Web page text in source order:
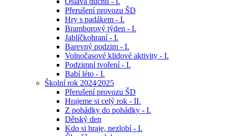
Přerušení provozu ŠD
Hry s padákem - I.
Bramborový týden - I.
Jablíčkohraní - I.
Barevný podzim - I.
Volnočasové klidové aktivity - I.
Podzimní tvoření - I.
Babí léto - I.
Školní rok 2024⁄2025
Přerušení provozu ŠD
Hrajeme si celý rok - II.
Z pohádky do pohádky - I.
Dětský den
Kdo si hraje, nezlobí - I.